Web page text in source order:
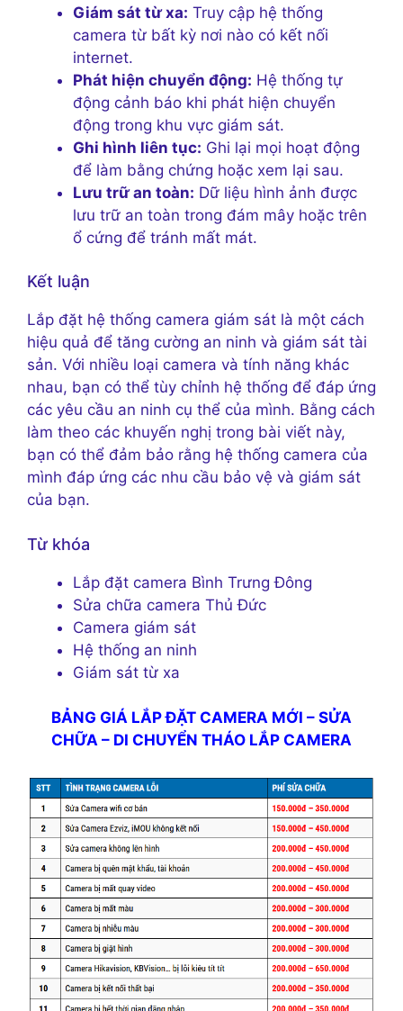
Giám sát từ xa: Truy cập hệ thống
camera từ bất kỳ nơi nào có kết nối
internet.
Phát hiện chuyển động: Hệ thống tự
động cảnh báo khi phát hiện chuyển
động trong khu vực giám sát.
Ghi hình liên tục: Ghi lại mọi hoạt động
để làm bằng chứng hoặc xem lại sau.
Lưu trữ an toàn: Dữ liệu hình ảnh được
lưu trữ an toàn trong đám mây hoặc trên
ổ cứng để tránh mất mát.
Kết luận
Lắp đặt hệ thống camera giám sát là một cách
hiệu quả để tăng cường an ninh và giám sát tài
sản. Với nhiều loại camera và tính năng khác
nhau, bạn có thể tùy chỉnh hệ thống để đáp ứng
các yêu cầu an ninh cụ thể của mình. Bằng cách
làm theo các khuyến nghị trong bài viết này,
bạn có thể đảm bảo rằng hệ thống camera của
mình đáp ứng các nhu cầu bảo vệ và giám sát
của bạn.
Từ khóa
Lắp đặt camera Bình Trưng Đông
Sửa chữa camera Thủ Đức
Camera giám sát
Hệ thống an ninh
Giám sát từ xa
BẢNG GIÁ LẮP ĐẶT CAMERA MỚI – SỬA
CHỮA – DI CHUYỂN THÁO LẮP CAMERA